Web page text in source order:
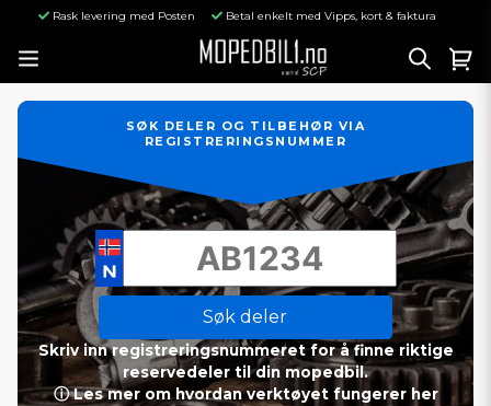
Rask levering med Posten Betal enkelt med Vipps, kort & faktura
SØK DELER OG TILBEHØR VIA
REGISTRERINGSNUMMER
Søk deler
Skriv inn registreringsnummeret for å finne riktige
reservedeler til din mopedbil.
ⓘ Les mer om hvordan verktøyet fungerer her